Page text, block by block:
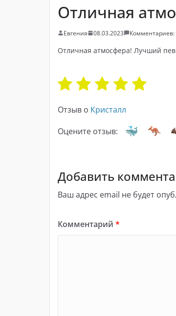
Отличная
Евгения 08.03.2023 Комментариев:
Отличная атмосфера! Лучший
Отзыв о Кристалл
Оцените отзыв:
Добавить
Ваш адрес email не будет
Комментарий *